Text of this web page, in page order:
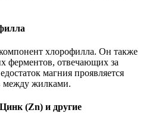
хлорофилла. Он также
ферментов, отвечающих за
магния проявляется
между жилками.
(Zn) и другие